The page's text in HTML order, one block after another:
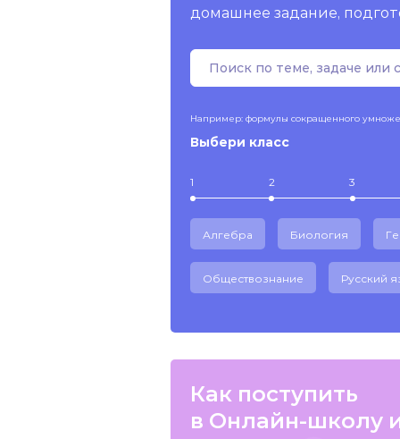
домашнее задание,
Например: формулы сокращенного
Выбери класс
1 2 3
Алгебра Биология
Обществознание Русский
Как поступить
в Онлайн-школу